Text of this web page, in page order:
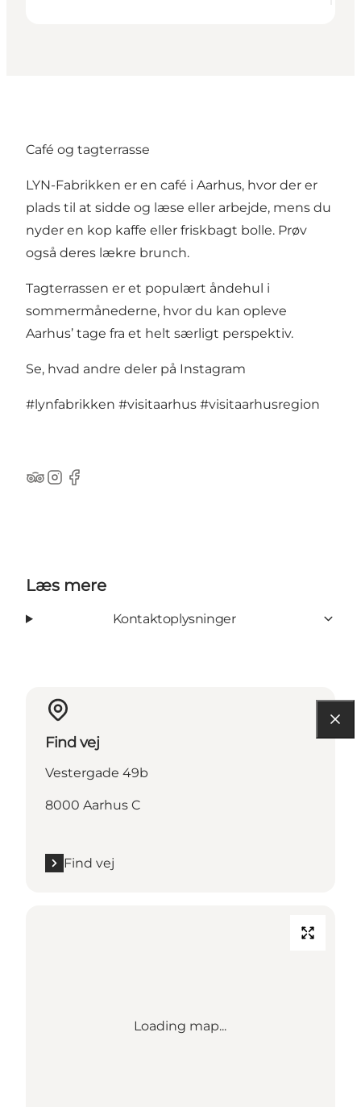
Café og tagterrasse
LYN-Fabrikken er en café i Aarhus, hvor der er
plads til at sidde og læse eller arbejde, mens du
nyder en kop kaffe eller friskbagt bolle. Prøv
også deres lækre brunch.
Tagterrassen er et populært åndehul i
sommermånederne, hvor du kan opleve
Aarhus’ tage fra et helt særligt perspektiv.
Se, hvad andre deler på Instagram
#lynfabrikken #visitaarhus #visitaarhusregion
TripAdvisor
Instagram
Facebook
Læs mere
Kontaktoplysninger
Find vej
Vestergade 49b
8000 Aarhus C
Find vej
Loading map...